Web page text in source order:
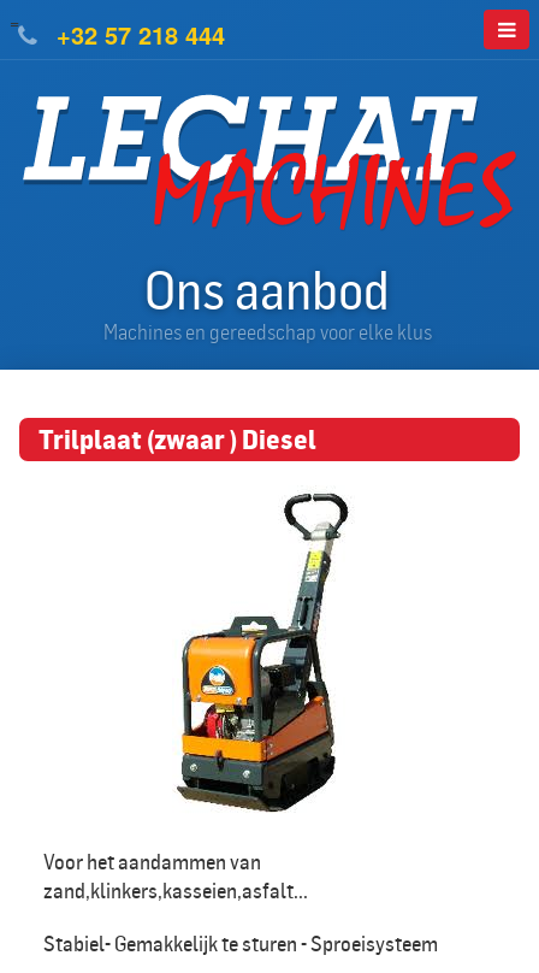
+32 57 218 444
=
Ons aanbod
Machines en gereedschap voor elke klus
Trilplaat (zwaar ) Diesel
Voor het aandammen van
zand,klinkers,kasseien,asfalt...
Stabiel- Gemakkelijk te sturen - Sproeisysteem